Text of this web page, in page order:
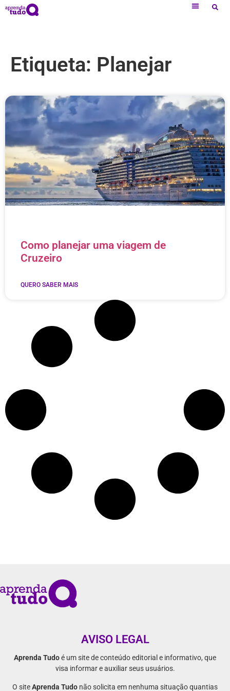
Etiqueta: Planejar
Como planejar uma viagem de
Cruzeiro
QUERO SABER MAIS
AVISO LEGAL
Aprenda Tudoé um site de conteúdo editorial e informativo, que
visa informar e auxiliar seus usuários.
O siteAprenda Tudo não solicita em nenhuma situação quantias